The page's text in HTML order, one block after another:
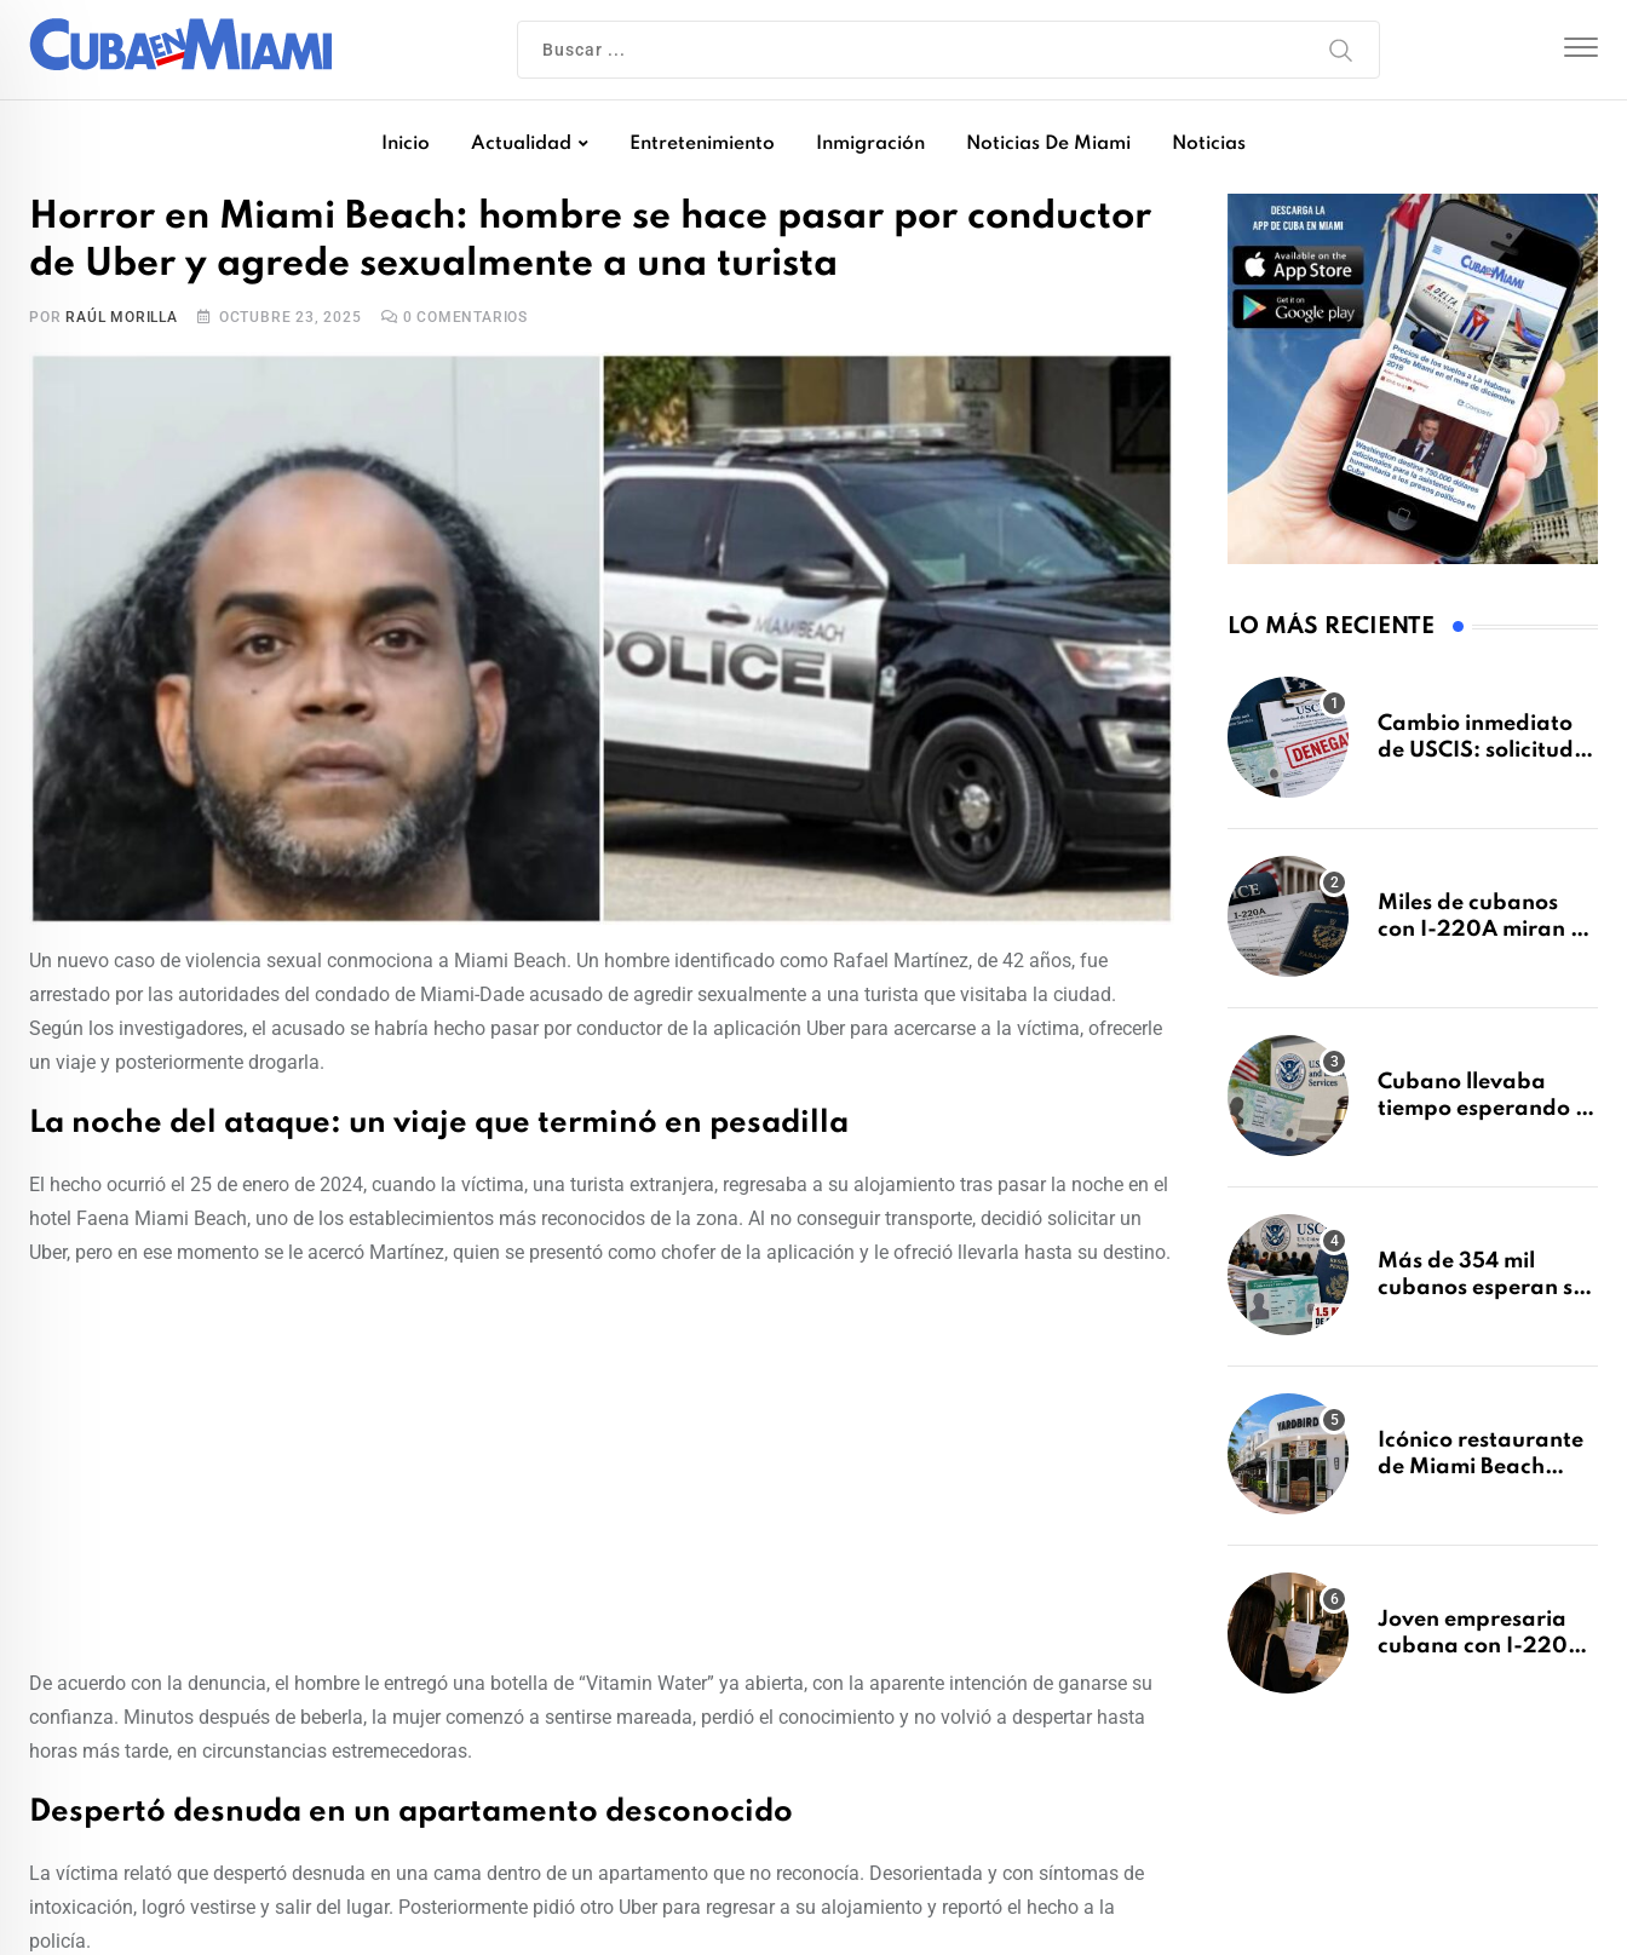
Inicio Actualidad Entretenimiento Inmigración Noticias De Miami Noticias
Horror en Miami Beach: hombre se hace pasar por conductor
de Uber y agrede sexualmente a una turista
POR RAÚL MORILLA OCTUBRE 23, 2025 0 COMENTARIOS
Un nuevo caso de violencia sexual conmociona a Miami Beach. Un hombre identificado como Rafael Martínez, de 42 años, fue
arrestado por las autoridades del condado de Miami-Dade acusado de agredir sexualmente a una turista que visitaba la ciudad.
Según los investigadores, el acusado se habría hecho pasar por conductor de la aplicación Uber para acercarse a la víctima, ofrecerle
un viaje y posteriormente drogarla.
La noche del ataque: un viaje que terminó en pesadilla
El hecho ocurrió el 25 de enero de 2024, cuando la víctima, una turista extranjera, regresaba a su alojamiento tras pasar la noche en el
hotel Faena Miami Beach, uno de los establecimientos más reconocidos de la zona. Al no conseguir transporte, decidió solicitar un
Uber, pero en ese momento se le acercó Martínez, quien se presentó como chofer de la aplicación y le ofreció llevarla hasta su destino.
De acuerdo con la denuncia, el hombre le entregó una botella de “Vitamin Water” ya abierta, con la aparente intención de ganarse su
confianza. Minutos después de beberla, la mujer comenzó a sentirse mareada, perdió el conocimiento y no volvió a despertar hasta
horas más tarde, en circunstancias estremecedoras.
Despertó desnuda en un apartamento desconocido
La víctima relató que despertó desnuda en una cama dentro de un apartamento que no reconocía. Desorientada y con síntomas de
intoxicación, logró vestirse y salir del lugar. Posteriormente pidió otro Uber para regresar a su alojamiento y reportó el hecho a la
policía.
LO MÁS RECIENTE
Cambio inmediato
de USCIS: solicitudes
sin previo aviso
Miles de cubanos
con I-220A miran al
decidirse en una
Cubano llevaba
tiempo esperando su
tras Writ of
Más de 354 mil
cubanos esperan su
millones de
Icónico restaurante
de Miami Beach
después de 15 años
Joven empresaria
cubana con I-220A